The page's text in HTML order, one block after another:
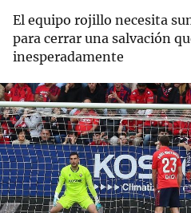
El equipo rojillo necesita
para cerrar una salvación
inesperadamente